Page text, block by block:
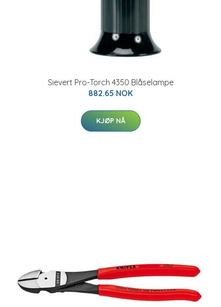
Sievert Pro-Torch 4350 Blåselampe
882.65 NOK
KJØP NÅ